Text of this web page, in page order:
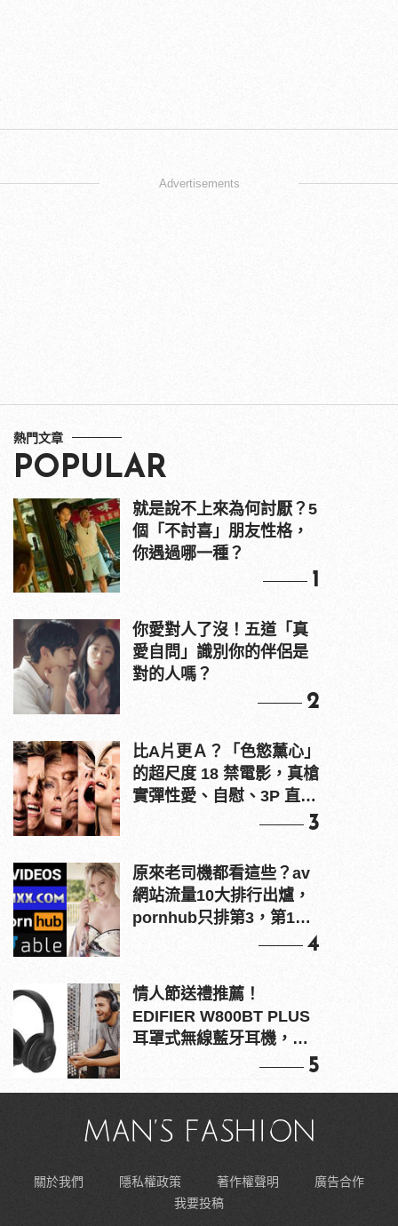
Advertisements
熱門文章
POPULAR
就是說不上來為何討厭？5
個「不討喜」朋友性格，
你遇過哪一種？
1
你愛對人了沒！五道「真
愛自問」識別你的伴侶是
對的人嗎？
2
比A片更Ａ？「色慾薰心」
的超尺度 18 禁電影，真槍
實彈性愛、自慰、3P 直接
3
原來老司機都看這些？av
網站流量10大排行出爐，
pornhub只排第3，第1名
4
情人節送禮推薦！
EDIFIER W800BT PLUS
耳罩式無線藍牙耳機，在
5
關於我們 隱私權政策 著作權聲明
廣告合作
我要投稿